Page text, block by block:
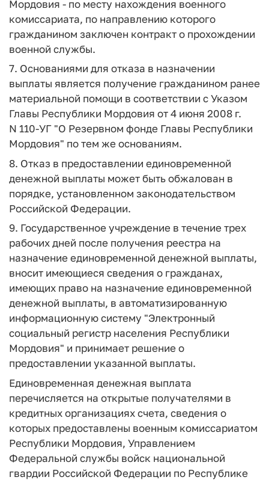
Мордовия - по месту нахождения военного
комиссариата, по направлению которого
гражданином заключен контракт о прохождении
военной службы.
7. Основаниями для отказа в назначении
выплаты является получение гражданином ранее
материальной помощи в соответствии с Указом
Главы Республики Мордовия от 4 июня 2008 г.
N 110-УГ "О Резервном фонде Главы Республики
Мордовия" по тем же основаниям.
8. Отказ в предоставлении единовременной
денежной выплаты может быть обжалован в
порядке, установленном законодательством
Российской Федерации.
9. Государственное учреждение в течение трех
рабочих дней после получения реестра на
назначение единовременной денежной выплаты,
вносит имеющиеся сведения о гражданах,
имеющих право на назначение единовременной
денежной выплаты, в автоматизированную
информационную систему "Электронный
социальный регистр населения Республики
Мордовия" и принимает решение о
предоставлении указанной выплаты.
Единовременная денежная выплата
перечисляется на открытые получателями в
кредитных организациях счета, сведения о
которых предоставлены военным комиссариатом
Республики Мордовия, Управлением
Федеральной службы войск национальной
гвардии Российской Федерации по Республике